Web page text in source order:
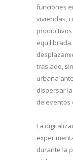
funciones
viviendas,
traslado,
urbana
dispersar
de eventos
La
durante la